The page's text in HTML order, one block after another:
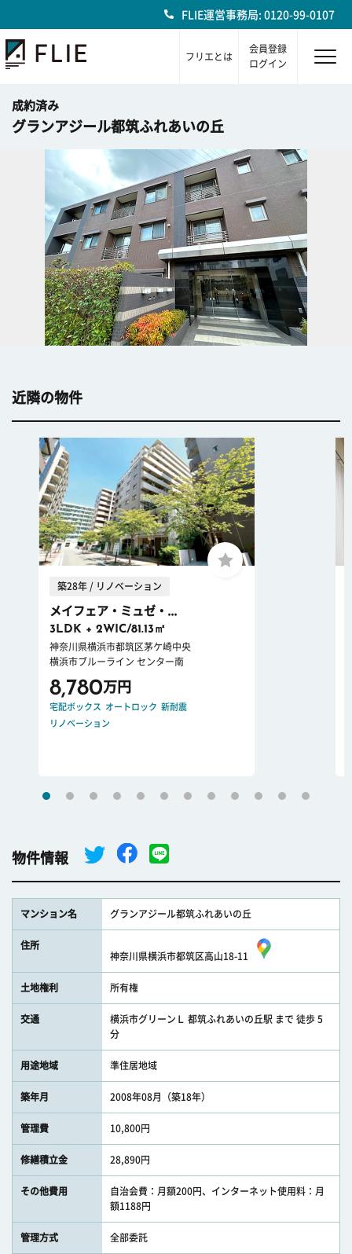
FLIE運営事務局: 0120-99-0107
フリエとは
会員登録
ログイン
成約済み
グランアジール都筑ふれあいの丘
近隣の物件
築28年 / リノベーション
メイフェア・ミュゼ・...
3LDK + 2WIC/81.13㎡
神奈川県横浜市都筑区茅ケ崎中央
横浜市ブルーライン センター南
8,780万円
宅配ボックス オートロック 新耐震
リノベーション
物件情報
マンション名 グランアジール都筑ふれあいの丘
住所
神奈川県横浜市都筑区高山18-11
土地権利 所有権
交通
横浜市グリーンＬ 都筑ふれあいの丘駅 まで 徒歩 5
分
用途地域 準住居地域
築年月 2008年08月（築18年）
管理費 10,800円
修繕積立金 28,890円
その他費用
自治会費：月額200円、インターネット使用料：月
額1188円
管理方式 全部委託